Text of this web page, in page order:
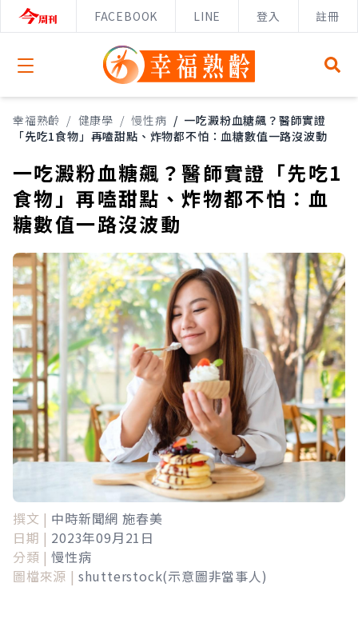
FACEBOOK LINE 登入 註冊
Open menu
幸福熟齡 / 健康學 / 慢性病 / 一吃澱粉血糖飆？醫師實證
「先吃1食物」再嗑甜點、炸物都不怕：血糖數值一路沒波動
一吃澱粉血糖飆？醫師實證「先吃1
食物」再嗑甜點、炸物都不怕：血
糖數值一路沒波動
撰文 | 中時新聞網 施春美
日期 | 2023年09月21日
分類 | 慢性病
圖檔來源 | shutterstock(示意圖非當事人)